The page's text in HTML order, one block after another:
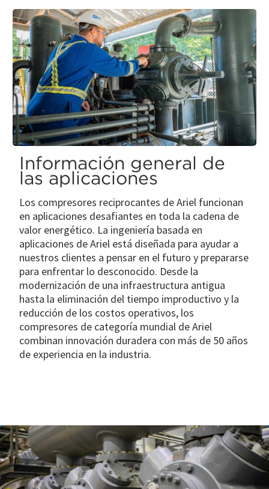
Información general de
las aplicaciones
Los compresores reciprocantes de Ariel funcionan
en aplicaciones desafiantes en toda la cadena de
valor energético. La ingeniería basada en
aplicaciones de Ariel está diseñada para ayudar a
nuestros clientes a pensar en el futuro y prepararse
para enfrentar lo desconocido. Desde la
modernización de una infraestructura antigua
hasta la eliminación del tiempo improductivo y la
reducción de los costos operativos, los
compresores de categoría mundial de Ariel
combinan innovación duradera con más de 50 años
de experiencia en la industria.